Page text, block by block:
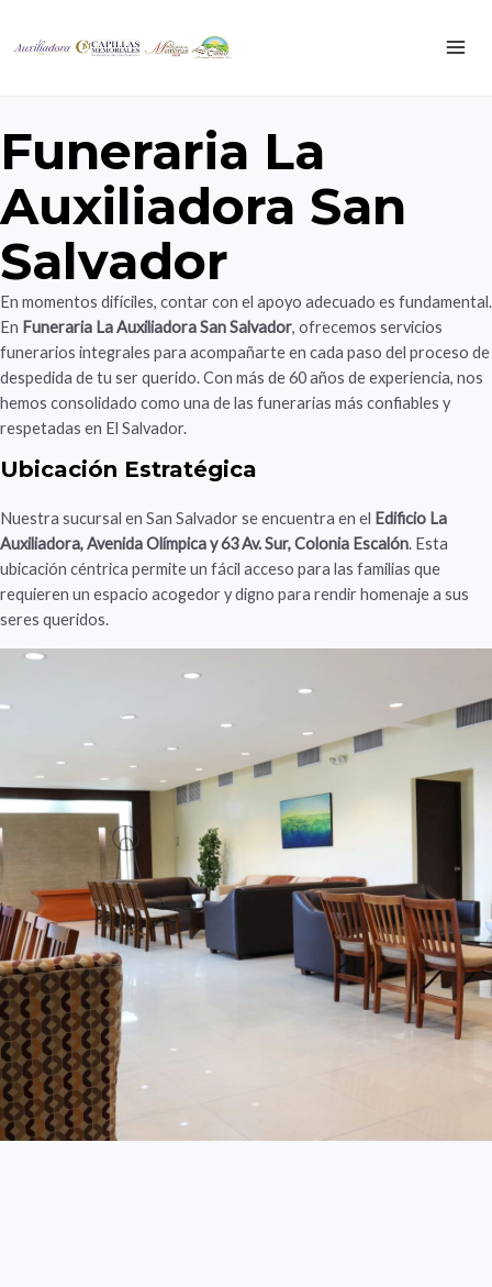
Funeraria La
Auxiliadora San
Salvador
En momentos difíciles, contar con el apoyo adecuado es fundamental.
En Funeraria La Auxiliadora San Salvador, ofrecemos servicios
funerarios integrales para acompañarte en cada paso del proceso de
despedida de tu ser querido. Con más de 60 años de experiencia, nos
hemos consolidado como una de las funerarias más confiables y
respetadas en El Salvador.
Ubicación Estratégica
Nuestra sucursal en San Salvador se encuentra en el Edificio La
Auxiliadora, Avenida Olímpica y 63 Av. Sur, Colonia Escalón. Esta
ubicación céntrica permite un fácil acceso para las familias que
requieren un espacio acogedor y digno para rendir homenaje a sus
seres queridos.